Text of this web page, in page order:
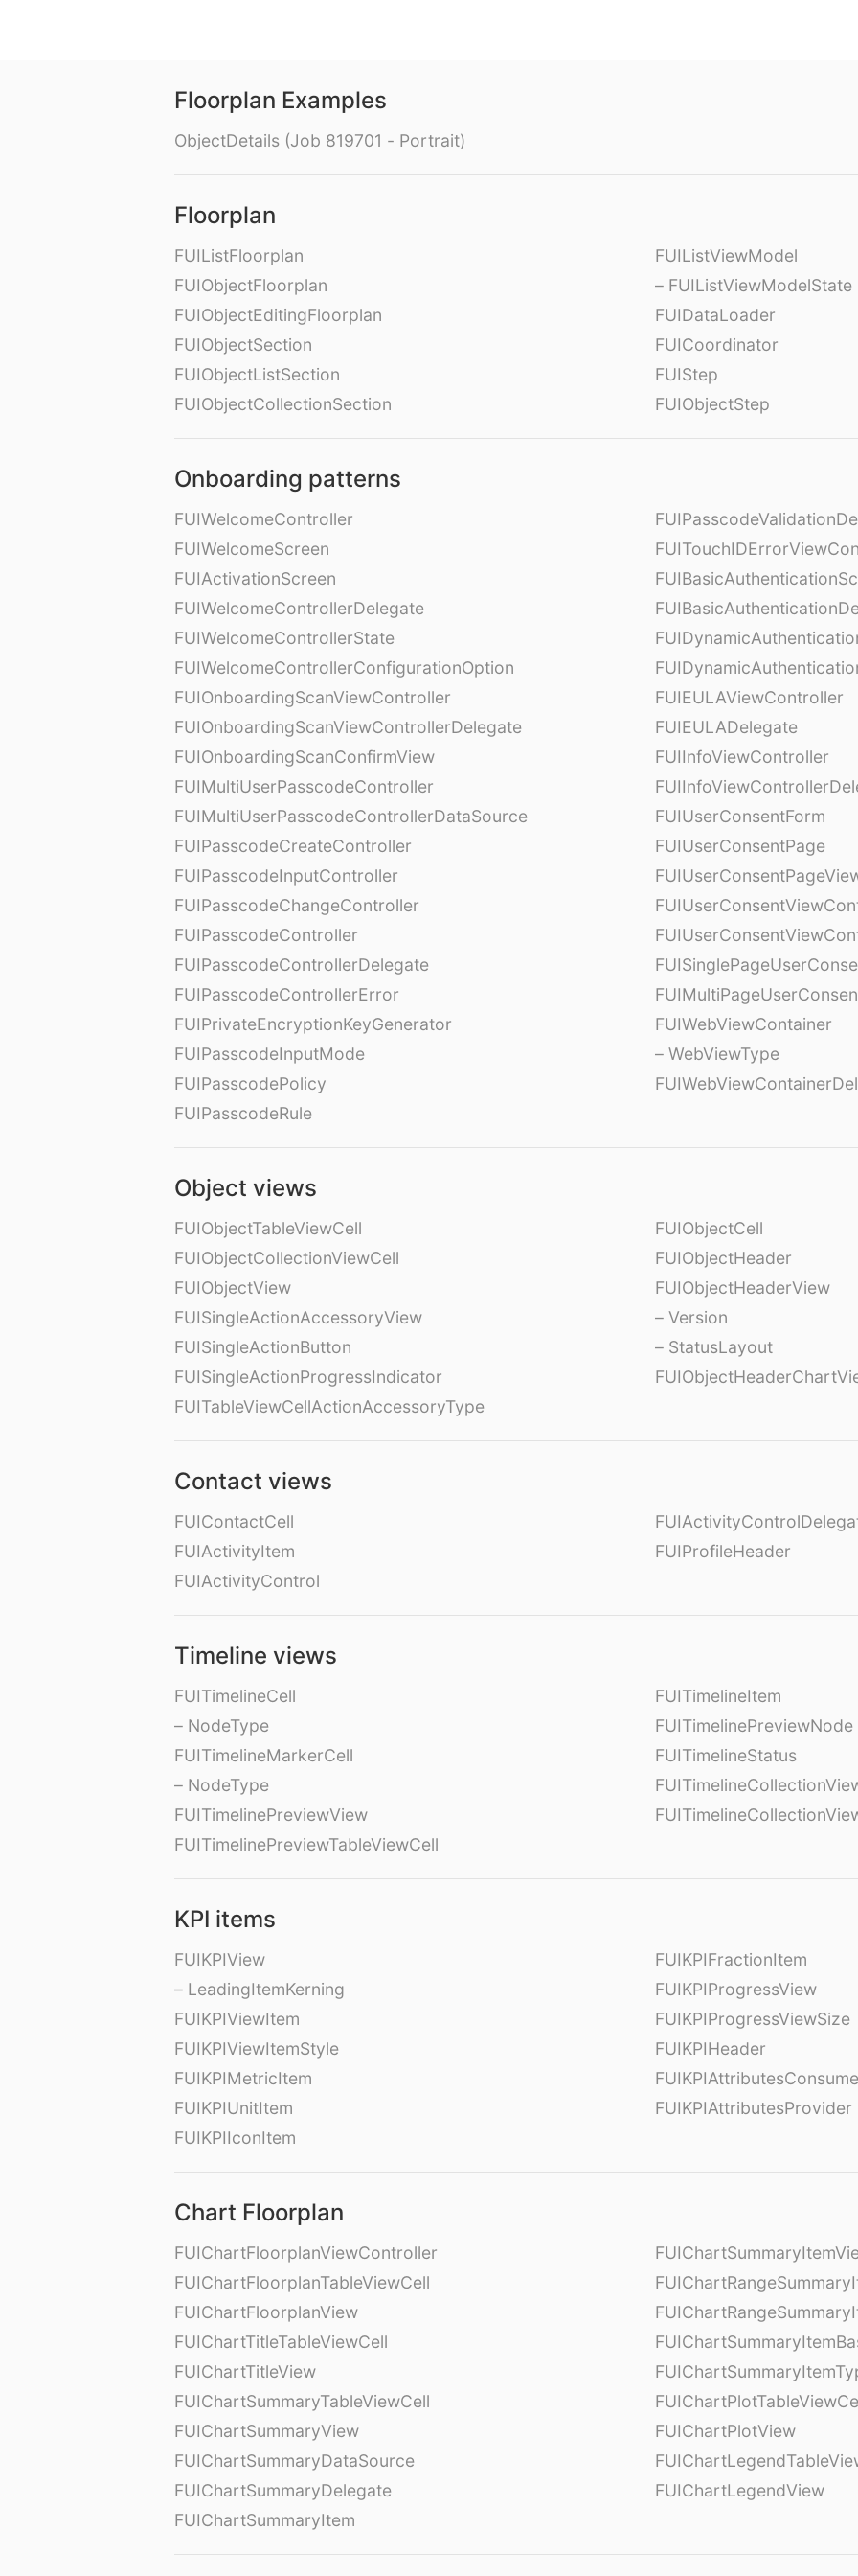
Floorplan Examples
ObjectDetails (Job 819701 - Portrait)
Floorplan
FUIListFloorplan
FUIObjectFloorplan
FUIObjectEditingFloorplan
FUIObjectSection
FUIObjectListSection
FUIObjectCollectionSection
FUIListViewModel
– FUIListViewModelState
FUIDataLoader
FUICoordinator
FUIStep
FUIObjectStep
Onboarding patterns
FUIWelcomeController
FUIWelcomeScreen
FUIActivationScreen
FUIWelcomeControllerDelegate
FUIWelcomeControllerState
FUIWelcomeControllerConfigurationOption
FUIOnboardingScanViewController
FUIOnboardingScanViewControllerDelegate
FUIOnboardingScanConfirmView
FUIMultiUserPasscodeController
FUIMultiUserPasscodeControllerDataSource
FUIPasscodeCreateController
FUIPasscodeInputController
FUIPasscodeChangeController
FUIPasscodeController
FUIPasscodeControllerDelegate
FUIPasscodeControllerError
FUIPrivateEncryptionKeyGenerator
FUIPasscodeInputMode
FUIPasscodePolicy
FUIPasscodeRule
FUIEULAViewController
FUIEULADelegate
FUIInfoViewController
FUIUserConsentForm
FUIUserConsentPage
FUIWebViewContainer
– WebViewType
Object views
FUIObjectTableViewCell
FUIObjectCollectionViewCell
FUIObjectView
FUISingleActionAccessoryView
FUISingleActionButton
FUISingleActionProgressIndicator
FUITableViewCellActionAccessoryType
FUIObjectCell
FUIObjectHeader
FUIObjectHeaderView
– Version
– StatusLayout
Contact views
FUIContactCell
FUIActivityItem
FUIActivityControl
FUIProfileHeader
Timeline views
FUITimelineCell
– NodeType
FUITimelineMarkerCell
– NodeType
FUITimelinePreviewView
FUITimelinePreviewTableViewCell
FUITimelineItem
FUITimelinePreviewNode
FUITimelineStatus
KPI items
FUIKPIView
– LeadingItemKerning
FUIKPIViewItem
FUIKPIViewItemStyle
FUIKPIMetricItem
FUIKPIUnitItem
FUIKPIIconItem
FUIKPIFractionItem
FUIKPIProgressView
FUIKPIProgressViewSize
FUIKPIHeader
FUIKPIAttributesProvider
Chart Floorplan
FUIChartFloorplanViewController
FUIChartFloorplanTableViewCell
FUIChartFloorplanView
FUIChartTitleTableViewCell
FUIChartTitleView
FUIChartSummaryTableViewCell
FUIChartSummaryView
FUIChartSummaryDataSource
FUIChartSummaryDelegate
FUIChartSummaryItem
FUIChartPlotView
FUIChartLegendView